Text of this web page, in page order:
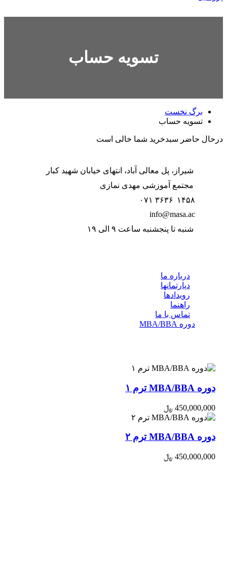
تسویه حساب
برگ نخست
تسویه حساب
در‌حال حاضر سبد‌خرید شما خالی است
شیراز، پل معالی آباد، انتهای خیابان شهید کبار
مجتمع آموزشی مهدی نمازی
۱۴۵۸ ۳۶۳۶ ۰۷۱
info@masa.ac
شنبه تا پنجشنبه ساعت ۹ الی ۱۹
درباره ما
دپارتمانها
رویدادها
راهنما
تماس با ما
دوره MBA/BBA
دوره MBA/BBA ترم ۱
450,000,000 ﷼
دوره MBA/BBA ترم ۲
450,000,000 ﷼